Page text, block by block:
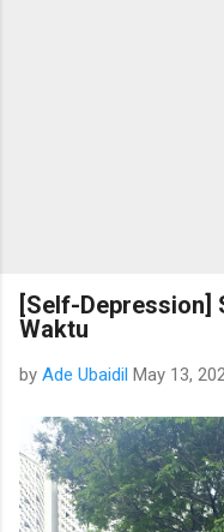
[Self-Depression]
Waktu
by Ade Ubaidil May 13,